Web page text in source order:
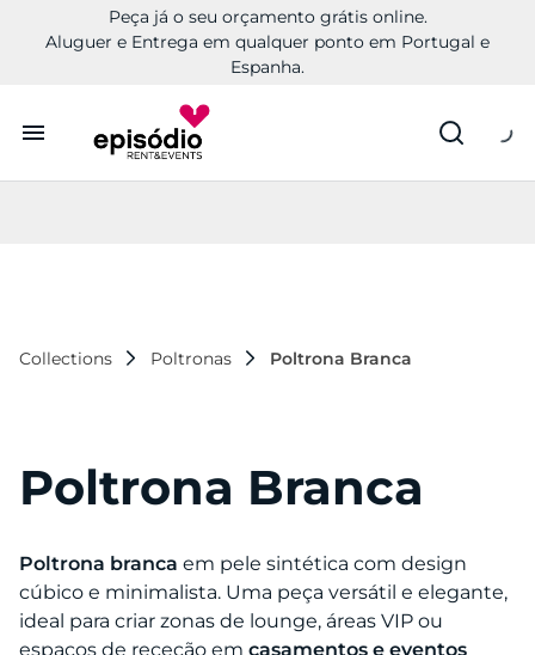
Peça já o seu orçamento grátis online.
Aluguer e Entrega em qualquer ponto em Portugal e
Espanha.
Aluguer
Collections Poltronas Poltrona Branca
Poltrona Branca
Poltrona branca em pele sintética com design
cúbico e minimalista. Uma peça versátil e elegante,
ideal para criar zonas de lounge, áreas VIP ou
espaços de receção em casamentos e eventos